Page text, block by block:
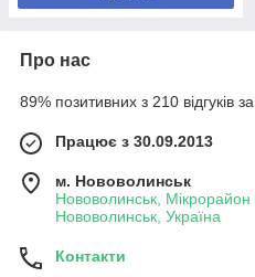
Про нас
89% позитивних з 210 відгуків за
Працює з 30.09.2013
м. Нововолинськ
Нововолинськ,
Нововолинськ, Україна
Контакти